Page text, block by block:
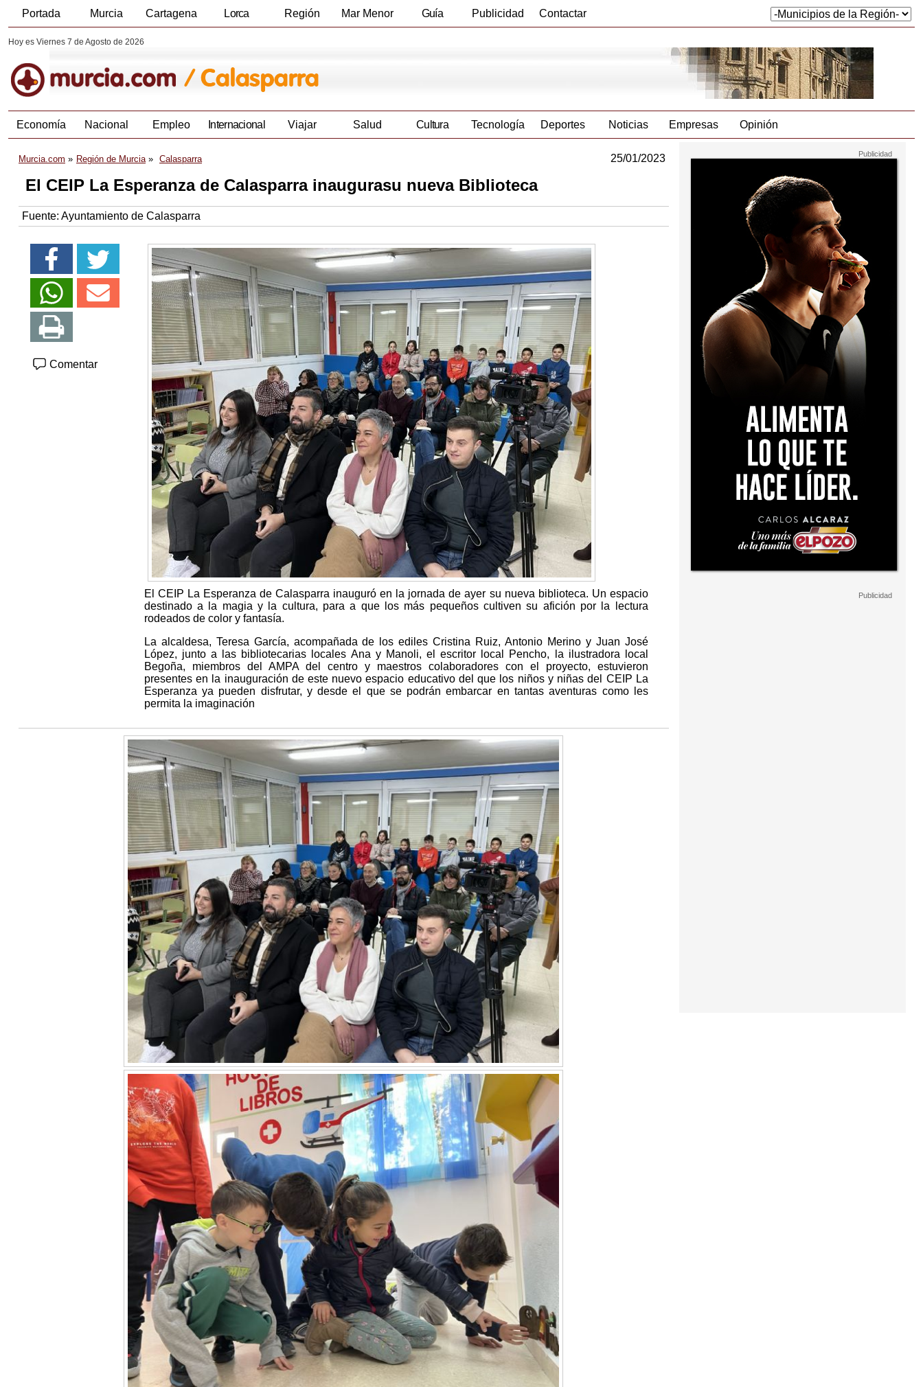
Portada Murcia Cartagena Lorca Región Mar Menor Guía Publicidad Contactar
Hoy es Viernes 7 de Agosto de 2026
Economía Nacional Empleo Internacional Viajar Salud Cultura Tecnología Deportes Noticias Empresas Opinión
Murcia.com Región de Murcia Calasparra 25/01/2023
El CEIP La Esperanza de Calasparra inaugurasu nueva Biblioteca
Fuente: Ayuntamiento de Calasparra
Comentar
El CEIP La Esperanza de Calasparra inauguró en la jornada de ayer su nueva biblioteca. Un espacio
destinado a la magia y la cultura, para a que los más pequeños cultiven su afición por la lectura
rodeados de color y fantasía.
La alcaldesa, Teresa García, acompañada de los ediles Cristina Ruiz, Antonio Merino y Juan José
López, junto a las bibliotecarias locales Ana y Manoli, el escritor local Pencho, la ilustradora local
Begoña, miembros del AMPA del centro y maestros colaboradores con el proyecto, estuvieron
presentes en la inauguración de este nuevo espacio educativo del que los niños y niñas del CEIP La
Esperanza ya pueden disfrutar, y desde el que se podrán embarcar en tantas aventuras como les
permita la imaginación